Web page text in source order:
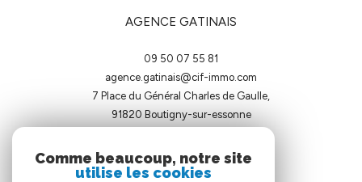
AGENCE GATINAIS
09 50 07 55 81
agence.gatinais@cif-immo.com
7 Place du Général Charles de Gaulle,
91820
boutigny-sur-essonne
Comme beaucoup, notre site
utilise les cookies